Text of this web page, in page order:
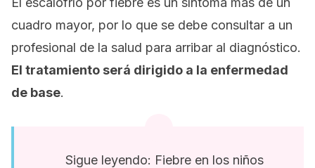
cuadro mayor, por lo que se debe consultar a un
profesional de la salud para arribar al diagnóstico.
El tratamiento será dirigido a la enfermedad
de base.
Sigue leyendo: Fiebre en los niños